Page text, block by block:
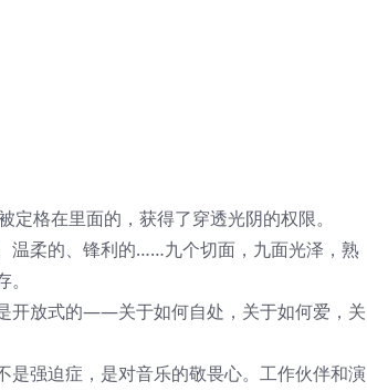
格在里面的，获得了穿透光阴的权限。
温柔的、锋利的……九个切面，九面光泽，熟
开放式的——关于如何自处，关于如何爱，关
强迫症，是对音乐的敬畏心。工作伙伴和演